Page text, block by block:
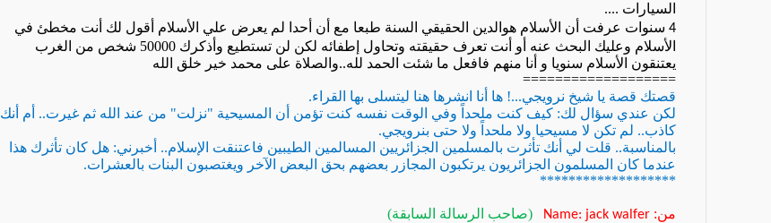
السيارات ....
4سنوات عرفت أن الأسلام هوالدين الحقيقي السنة طبعا مع أن أحدا لم يعرض علي الأسلام أقول لك أنت مخطئ في
الأسلام وعليك البحث عنه أو أنت تعرف حقيقته وتحاول إطفائه لكن لن تستطيع وأذكرك 50000 شخص من الغرب
يعتنقون الأسلام سنويا و أنا منهم فافعل ما شئت الحمد لله..والصلاة على محمد خير خلق الله
===================
قصتك قصة يا شيخ نرويجي...! ها أنا انشرها هنا ليتسلى بها القراء.
لكن عندي سؤال لك: كيف كنت ملحداً وفي الوقت نفسه كنت تؤمن أن المسيحية "نزلت" من عند الله ثم غيرت.. أم أنك
كاذب.. لم تكن لا مسيحيا ولا ملحداً ولا حتى بنرويجي.
بالمناسبة.. قلت لي أنك تأثرت بالمسلمين الجزائريين المسالمين الطيبين فاعتنقت الإسلام.. أخبرني: هل كان تأثرك هذا
عندما كان المسلمون الجزائريون يرتكبون المجازر بعضهم بحق البعض الآخر ويغتصبون البنات بالعشرات.
*******************
من: Name: jack walfer (صاحب الرسالة السابقة)